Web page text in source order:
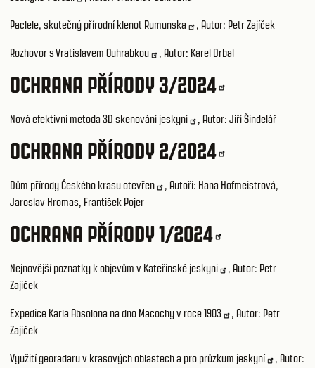
Paclele, skutečný přírodní klenot Rumunska , Autor: Petr Zajíček
Rozhovor s Vratislavem Ouhrabkou , Autor: Karel Drbal
OCHRANA PŘÍRODY 3/2024
Nová efektivní metoda 3D skenování jeskyní , Autor: Jiří Šindelář
OCHRANA PŘÍRODY 2/2024
Dům přírody Českého krasu otevřen
, Autoři: Hana Hofmeistrová,
Jaroslav Hromas, František Pojer
OCHRANA PŘÍRODY 1/2024
Nejnovější poznatky k objevům v Kateřinské jeskyni
, Autor: Petr
Zajíček
Expedice Karla Absolona na dno Macochy v roce 1903
, Autor: Petr
Zajíček
Využití georadaru v krasových oblastech a pro průzkum jeskyní
, Autor: